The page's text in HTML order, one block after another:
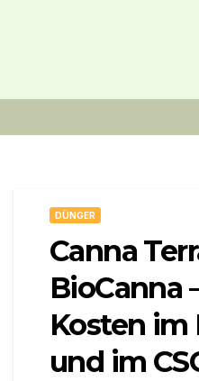
DÜNGER
Canna
BioCanna
Kosten
und im